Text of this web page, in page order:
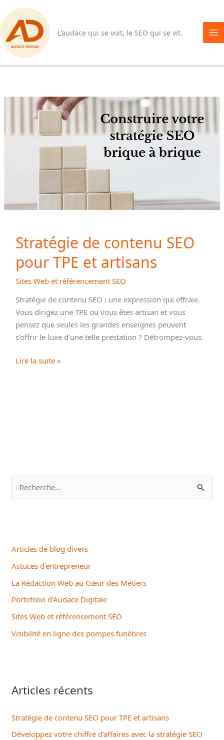
au
contenu
L'audace qui se voit, le SEO qui se vit.
Stratégie de contenu SEO
pour TPE et artisans
Sites Web et référencement SEO
Stratégie de contenu SEO : une expression qui effraie.
Vous dirigez une TPE ou vous êtes artisan et vous
pensez que seules les grandes enseignes peuvent
s’offrir le luxe d’une telle prestation ? Détrompez-vous.
Stratégie
Lire la suite »
c
h
e
r
Articles de blog divers
Astuces d'entrepreneur
La Rédaction Web au Cœur des Métiers
Portefolio d'Audace Digitale
Sites Web et référencement SEO
Visibilité en ligne des pompes funèbres
Articles récents
Stratégie de contenu SEO pour TPE et artisans
Développez votre chiffre d’affaires avec la stratégie SEO